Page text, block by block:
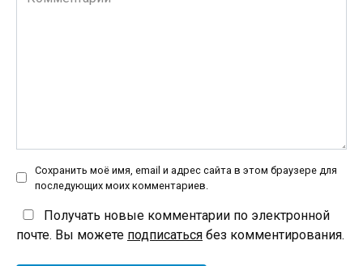
Сохранить моё имя, email и адрес сайта в этом браузере для
последующих моих комментариев.
Получать новые комментарии по электронной
почте. Вы можете подписаться без комментирования.